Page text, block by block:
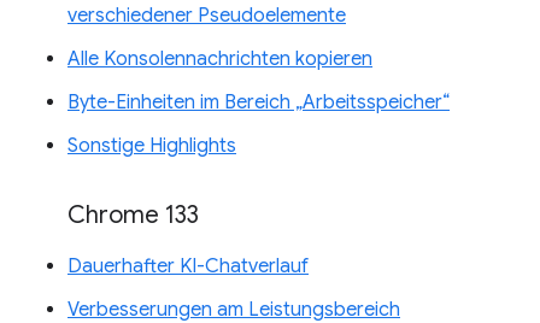
verschiedener Pseudoelemente
Alle Konsolennachrichten kopieren
Byte-Einheiten im Bereich „Arbeitsspeicher“
Sonstige Highlights
Chrome 133
Dauerhafter KI-Chatverlauf
Verbesserungen am Leistungsbereich